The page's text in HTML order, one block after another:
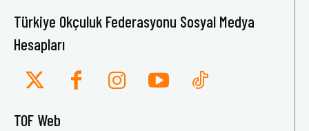
Türkiye Okçuluk Federasyonu Sosyal Medya
Hesapları
TOF Web